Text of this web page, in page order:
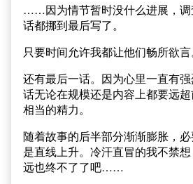
……因为情节暂时没什么进展，调
话都挪到最后写了。
只要时间允许我都让他们畅所欲言
还有最后一话。因为心里一直有
话无论在规模还是内容上都要远
相当的精力。
随着故事的后半部分渐渐膨胀，
是直线上升。冷汗直冒的我不禁
远也终不了了吧……